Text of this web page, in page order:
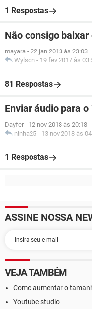
1 Respostas
Não consigo
mayara - 22 jan 2013 às 23:03
Wylson - 19 fev 2017 às
81 Respostas
Enviar áudio para o
Dayfer - 12 nov 2018 às 20:18
ninha25 - 13 nov 2018 às
1 Respostas
ASSINE NOSSA
VEJA TAMBÉM
Como aumentar o
Youtube studio